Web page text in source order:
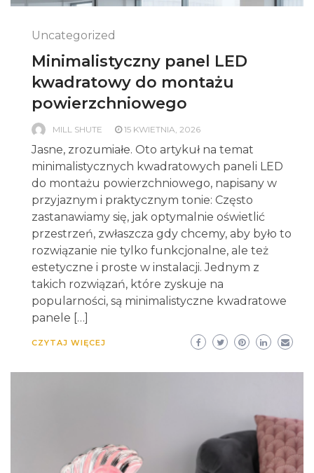
Uncategorized
Minimalistyczny panel LED
kwadratowy do montażu
powierzchniowego
MILL SHUTE 15 KWIETNIA, 2026
Jasne, zrozumiałe. Oto artykuł na temat
minimalistycznych kwadratowych paneli LED
do montażu powierzchniowego, napisany w
przyjaznym i praktycznym tonie: Często
zastanawiamy się, jak optymalnie oświetlić
przestrzeń, zwłaszcza gdy chcemy, aby było to
rozwiązanie nie tylko funkcjonalne, ale też
estetyczne i proste w instalacji. Jednym z
takich rozwiązań, które zyskuje na
popularności, są minimalistyczne kwadratowe
panele […]
CZYTAJ WIĘCEJ